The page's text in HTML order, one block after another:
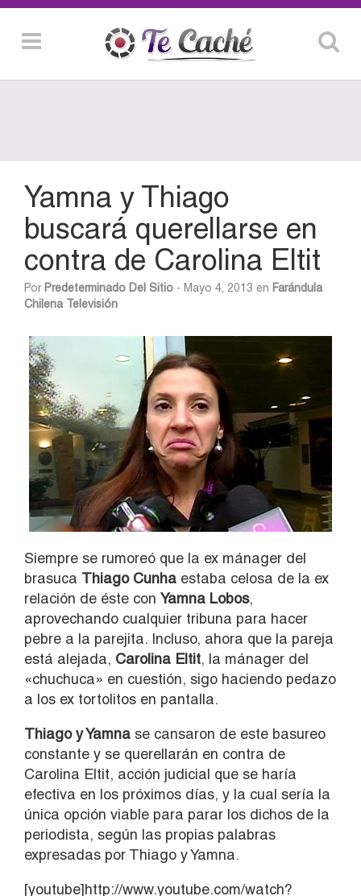
Yamna y Thiago
buscará querellarse en
contra de Carolina Eltit
Por Predeterminado Del Sitio - Mayo 4, 2013 en Farándula
Chilena Televisión
Siempre se rumoreó que la ex mánager del
brasuca Thiago Cunha estaba celosa de la ex
relación de éste con Yamna Lobos,
aprovechando cualquier tribuna para hacer
pebre a la parejita. Incluso, ahora que la pareja
está alejada, Carolina Eltit, la mánager del
«chuchuca» en cuestión, sigo haciendo pedazo
a los ex tortolitos en pantalla.
Thiago y Yamna se cansaron de este basureo
constante y se querellarán en contra de
Carolina Eltit, acción judicial que se haría
efectiva en los próximos días, y la cual sería la
única opción viable para parar los dichos de la
periodista, según las propias palabras
expresadas por Thiago y Yamna.
[youtube]http://www.youtube.com/watch?